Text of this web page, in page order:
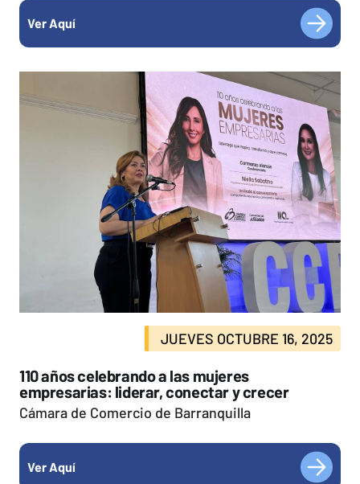
Ver Aquí
JUEVES OCTUBRE 16, 2025
110 años celebrando a las mujeres
empresarias: liderar, conectar y crecer
Cámara de Comercio de Barranquilla
Ver Aquí